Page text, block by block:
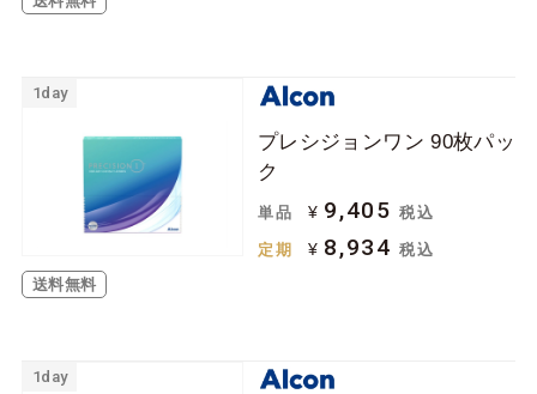
1day
送料無料
プレシジョンワン 90枚パッ
ク
単品 ¥ 9,405 税込
定期 ¥ 8,934 税込
1day